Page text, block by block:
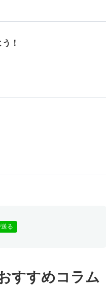
！
る
すすめコラム